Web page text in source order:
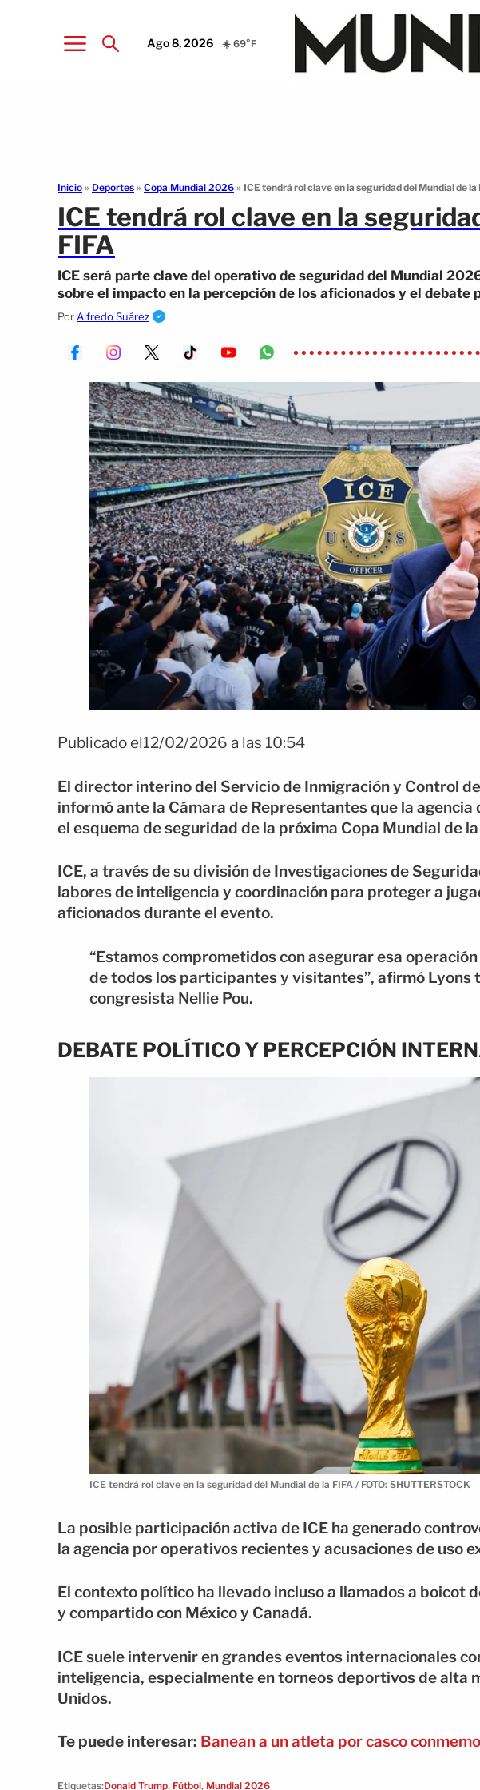
Ago 8, 2026 ☀️ 69°F
Inicio » Deportes » Copa Mundial 2026 » ICE tendrá rol clave en la seguridad del Mundial de la
ICE tendrá rol clave en la
FIFA
ICE será parte clave del operativo de seguridad del Mundial
sobre el impacto en la percepción de los aficionados y el debate
Por Alfredo Suárez
Publicado el12/02/2026 a las 10:54
El director interino del Servicio de Inmigración y Control
informó ante la Cámara de Representantes que la agencia
el esquema de seguridad de la próxima Copa Mundial de la
ICE, a través de su división de Investigaciones de
labores de inteligencia y coordinación para proteger a
aficionados durante el evento.
“Estamos comprometidos con asegurar esa
de todos los participantes y visitantes”, afirmó Lyons
congresista Nellie Pou.
DEBATE POLÍTICO Y PERCEPCIÓN
ICE tendrá rol clave en la seguridad del Mundial de la FIFA / FOTO: SHUTTERSTOCK
La posible participación activa de ICE ha generado
la agencia por operativos recientes y acusaciones de uso
El contexto político ha llevado incluso a llamados a boicot
y compartido con México y Canadá.
ICE suele intervenir en grandes eventos internacionales
inteligencia, especialmente en torneos deportivos de alta
Unidos.
Te puede interesar: Banean a un atleta por casco
Etiquetas:Donald Trump, Fútbol, Mundial 2026